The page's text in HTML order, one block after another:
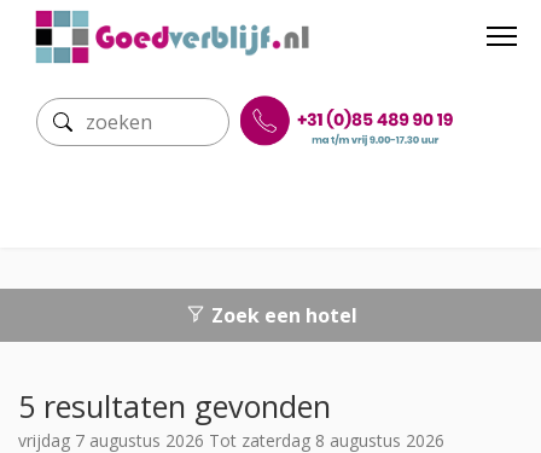
Zoek een hotel
5 resultaten gevonden
vrijdag 7 augustus 2026 Tot zaterdag 8 augustus 2026